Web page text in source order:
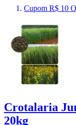
Cupom R$ 10
Crotalaria
20kg